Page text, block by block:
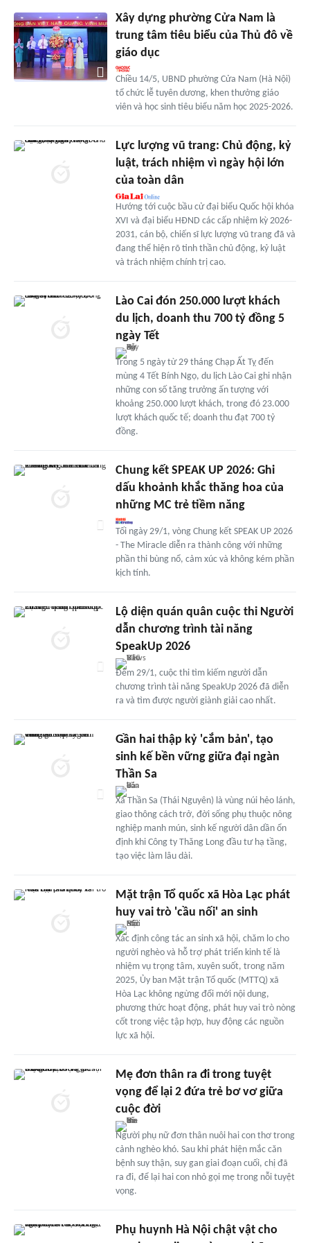
Xây dựng phường Cửa Nam là
trung tâm tiêu biểu của Thủ đô về
giáo dục
Chiều 14/5, UBND phường Cửa Nam (Hà Nội)
tổ chức lễ tuyên dương, khen thưởng giáo
viên và học sinh tiêu biểu năm học 2025-2026.
Lực lượng vũ trang: Chủ động, kỷ
luật, trách nhiệm vì ngày hội lớn
của toàn dân
Hướng tới cuộc bầu cử đại biểu Quốc hội khóa
XVI và đại biểu HĐND các cấp nhiệm kỳ 2026-
2031, cán bộ, chiến sĩ lực lượng vũ trang đã và
đang thể hiện rõ tinh thần chủ động, kỷ luật
và trách nhiệm chính trị cao.
Lào Cai đón 250.000 lượt khách
du lịch, doanh thu 700 tỷ đồng 5
ngày Tết
Trong 5 ngày từ 29 tháng Chạp Ất Tỵ đến
mùng 4 Tết Bính Ngọ, du lịch Lào Cai ghi nhận
những con số tăng trưởng ấn tượng với
khoảng 250.000 lượt khách, trong đó 23.000
lượt khách quốc tế; doanh thu đạt 700 tỷ
đồng.
Chung kết SPEAK UP 2026: Ghi
dấu khoảnh khắc thăng hoa của
những MC trẻ tiềm năng
Tối ngày 29/1, vòng Chung kết SPEAK UP 2026
- The Miracle diễn ra thành công với những
phần thi bùng nổ, cảm xúc và không kém phần
kịch tính.
Lộ diện quán quân cuộc thi Người
dẫn chương trình tài năng
SpeakUp 2026
Đêm 29/1, cuộc thi tìm kiếm người dẫn
chương trình tài năng SpeakUp 2026 đã diễn
ra và tìm được người giành giải cao nhất.
Gần hai thập kỷ 'cắm bản', tạo
sinh kế bền vững giữa đại ngàn
Thần Sa
Xã Thần Sa (Thái Nguyên) là vùng núi hẻo lánh,
giao thông cách trở, đời sống phụ thuộc nông
nghiệp manh mún, sinh kế người dân dần ổn
định khi Công ty Thăng Long đầu tư hạ tầng,
tạo việc làm lâu dài.
Mặt trận Tổ quốc xã Hòa Lạc phát
huy vai trò 'cầu nối' an sinh
Xác định công tác an sinh xã hội, chăm lo cho
người nghèo và hỗ trợ phát triển kinh tế là
nhiệm vụ trọng tâm, xuyên suốt, trong năm
2025, Ủy ban Mặt trận Tổ quốc (MTTQ) xã
Hòa Lạc không ngừng đổi mới nội dung,
phương thức hoạt động, phát huy vai trò nòng
cốt trong việc tập hợp, huy động các nguồn
lực xã hội.
Mẹ đơn thân ra đi trong tuyệt
vọng để lại 2 đứa trẻ bơ vơ giữa
cuộc đời
Người phụ nữ đơn thân nuôi hai con thơ trong
cảnh nghèo khó. Sau khi phát hiện mắc căn
bệnh suy thận, suy gan giai đoạn cuối, chị đã
ra đi, để lại hai con nhỏ gọi mẹ trong nỗi tuyệt
vọng.
Phụ huynh Hà Nội chật vật cho